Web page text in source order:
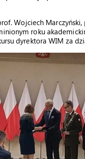
Wojciech
roku
dyrektora WIM za